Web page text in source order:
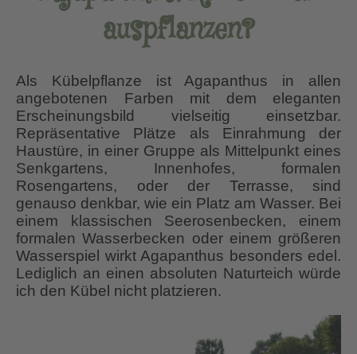
auspflanzen?
Als Kübelpflanze ist Agapanthus in allen
angebotenen Farben mit dem eleganten
Erscheinungsbild vielseitig einsetzbar.
Repräsentative Plätze als Einrahmung der
Haustüre, in einer Gruppe als Mittelpunkt eines
Senkgartens, Innenhofes, formalen
Rosengartens, oder der Terrasse, sind
genauso denkbar, wie ein Platz am Wasser. Bei
einem klassischen Seerosenbecken, einem
formalen Wasserbecken oder einem größeren
Wasserspiel wirkt Agapanthus besonders edel.
Lediglich an einen absoluten Naturteich würde
ich den Kübel nicht platzieren.